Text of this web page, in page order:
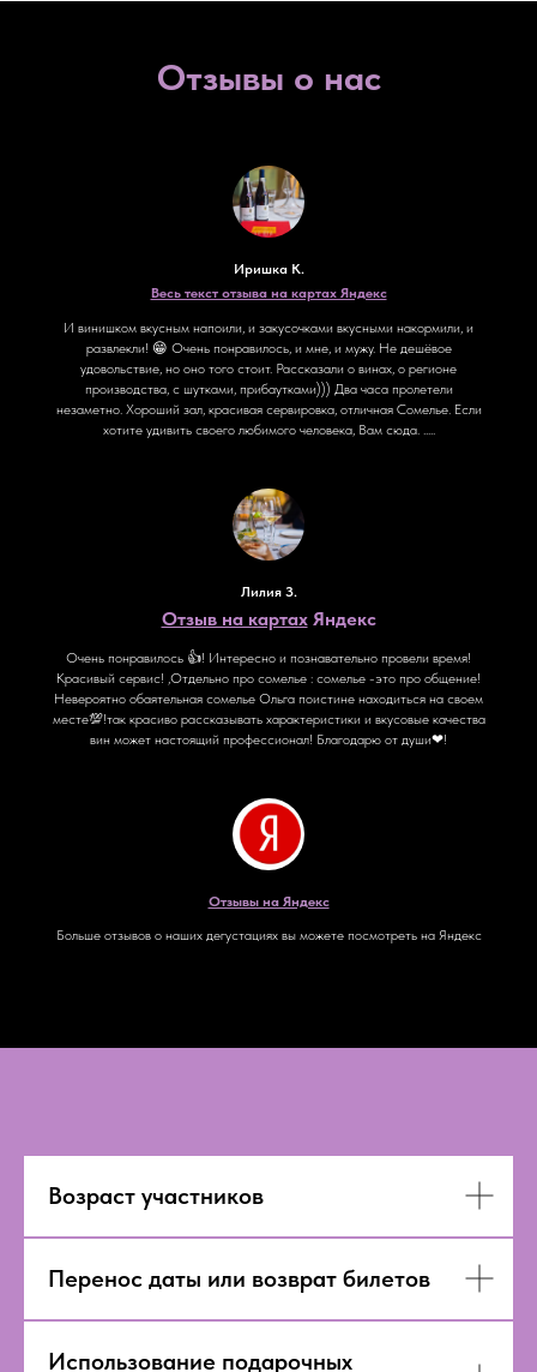
Отзывы о нас
Иришка К.
Весь текст отзыва на картах Яндекс
И винишком вкусным напоили, и закусочками вкусными накормили, и
развлекли! 😁 Очень понравилось, и мне, и мужу. Не дешёвое
удовольствие, но оно того стоит. Рассказали о винах, о регионе
производства, с шутками, прибаутками))) Два часа пролетели
незаметно. Хороший зал, красивая сервировка, отличная Сомелье. Если
хотите удивить своего любимого человека, Вам сюда. .....
Лилия З.
Отзыв на картахЯндекс
Очень понравилось 👍! Интересно и познавательно провели время!
Красивый сервис! ,Отдельно про сомелье : сомелье -это про общение!
Невероятно обаятельная сомелье Ольга поистине находиться на своем
месте💯!так красиво рассказывать характеристики и вкусовые качества
вин может настоящий профессионал! Благодарю от души❤!
Отзывы на Яндекс
Больше отзывов о наших дегустациях вы можете посмотреть на Яндекс
Возраст участников
Перенос даты или возврат билетов
Использование подарочных